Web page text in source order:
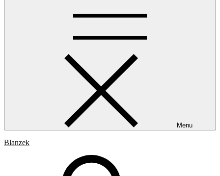
Menu
Blanzek